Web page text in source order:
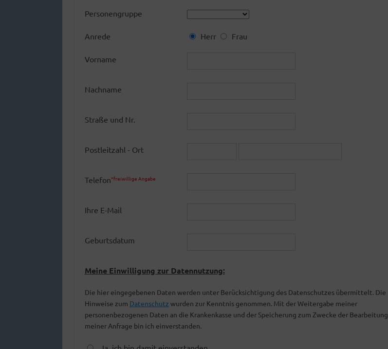
Personengruppe
Anrede Herr Frau
Vorname
Nachname
Straße und Nr.
Postleitzahl - Ort
Telefon*freiwillige Angabe
Ihre E-Mail
Geburtsdatum
Meine Einwilligung zur Datennutzung:
Die hier eingegebenen Daten werden unter Berücksichtigung des Datenschutzes übermittelt. Die
Hinweise zum Datenschutz wurden zur Kenntnis genommen. Mit der Weitergabe meiner
personenbezogenen Daten an die Krankenkasse und der Speicherung zum Zwecke der Bearbeitung
meiner Anfrage bin ich einverstanden.